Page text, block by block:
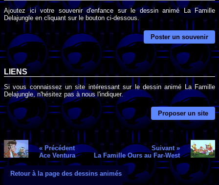
Ajoutez ici votre souvenir d'enfance sur le dessin animé La Famille
Delajungle en cliquant sur le bouton ci-dessous.
Poster un souvenir
LIENS
Si vous connaissez un site intéressant sur le dessin animé La Famille
Delajungle, n'hésitez pas à nous l'indiquer.
Proposer un site
« Précédent
Ace Ventura
Suivant »
La Famille Ours au Far-West
Retour à la page des dessins animés